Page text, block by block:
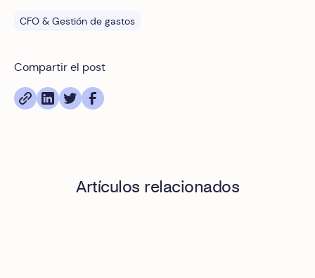
Compartir el post
CFO & Gestión de gastos
Artículos relacionados